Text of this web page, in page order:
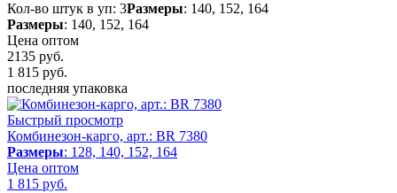
Кол-во штук в уп: 3Размеры: 140, 152, 164
Размеры: 140, 152, 164
Цена оптом
2135 руб.
1 815 руб.
последняя упаковка
Быстрый просмотр
Комбинезон-карго, арт.: BR 7380
Размеры: 128, 140, 152, 164
Цена оптом
1 815 руб.